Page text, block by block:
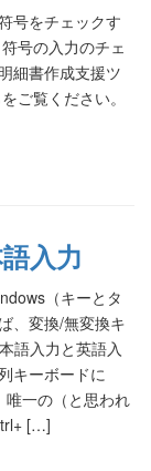
号をチェックす
号の入力のチェ
細書作成支援ツ
ご覧ください。
入力
（キーとタ
、変換/無変換キ
語入力と英語入
キーボードに
唯一の（と思われ
[…]